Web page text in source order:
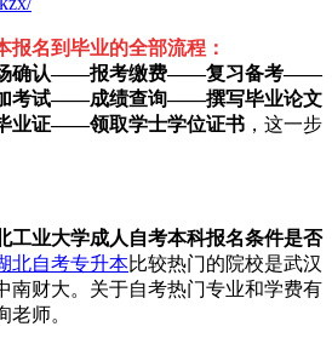
报名到毕业的全部流程：
确认——报考缴费——复习备考——
考试——成绩查询——撰写毕业论文
证——领取学士学位证书 ，这一步
工业大学成人自考本科报名条件是否
北自考专升本比较热门的院校是武汉
南财大。关于自考热门专业和学费有
师。